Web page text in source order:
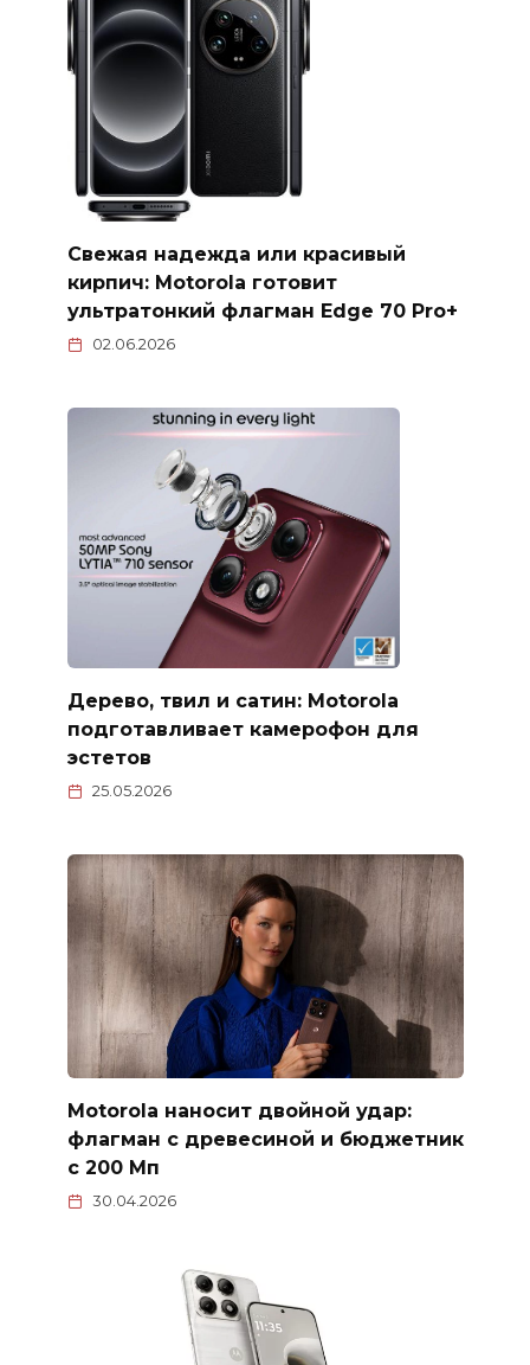
Свежая надежда или красивый
кирпич: Motorola готовит
ультратонкий флагман Edge 70 Pro+
02.06.2026
Дерево, твил и сатин: Motorola
подготавливает камерофон для
эстетов
25.05.2026
Motorola наносит двойной удар:
флагман с древесиной и бюджетник
с 200 Мп
30.04.2026